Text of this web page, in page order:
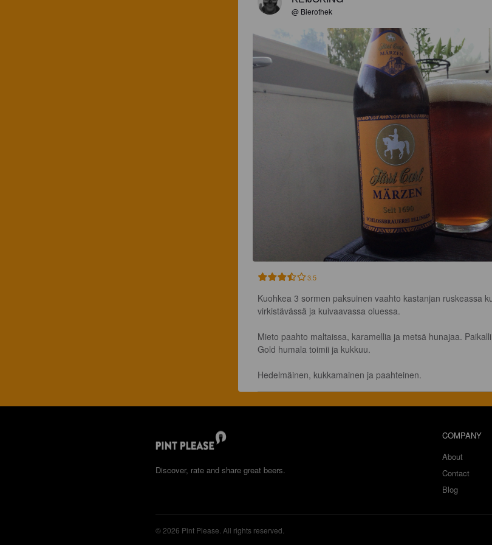
@ Bierothek
3.5
Kuohkea 3 sormen paksuinen vaahto kastanjan ruskeassa
virkistävässä ja kuivaavassa oluessa.
Mieto paahto maltaissa, karamellia ja metsä hunajaa.
Gold humala toimii ja kukkuu.
Hedelmäinen, kukkamainen ja paahteinen.
Discover, rate and share great beers.
COMPANY
About
Contact
Blog
© 2026 Pint Please. All rights reserved.